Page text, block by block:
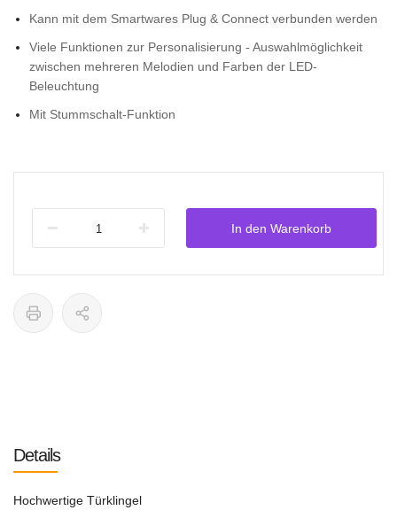
Kann mit dem Smartwares Plug & Connect verbunden werden
Viele Funktionen zur Personalisierung - Auswahlmöglichkeit
zwischen mehreren Melodien und Farben der LED-
Beleuchtung
Mit Stummschalt-Funktion
In den Warenkorb
Details
Hochwertige Türklingel